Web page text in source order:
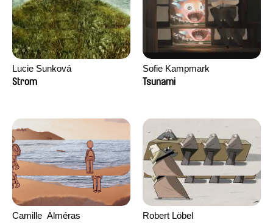
Lucie Sunková
Strom
Sofie Kampmark
Tsunami
Camille​ ​ ​Alméras
Robert Löbel